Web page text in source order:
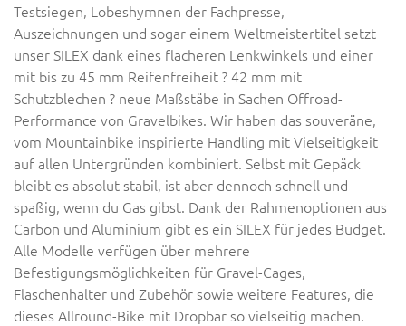
Testsiegen, Lobeshymnen der Fachpresse,
Auszeichnungen und sogar einem Weltmeistertitel setzt
unser SILEX dank eines flacheren Lenkwinkels und einer
mit bis zu 45 mm Reifenfreiheit ? 42 mm mit
Schutzblechen ? neue Maßstäbe in Sachen Offroad-
Performance von Gravelbikes. Wir haben das souveräne,
vom Mountainbike inspirierte Handling mit Vielseitigkeit
auf allen Untergründen kombiniert. Selbst mit Gepäck
bleibt es absolut stabil, ist aber dennoch schnell und
spaßig, wenn du Gas gibst. Dank der Rahmenoptionen aus
Carbon und Aluminium gibt es ein SILEX für jedes Budget.
Alle Modelle verfügen über mehrere
Befestigungsmöglichkeiten für Gravel-Cages,
Flaschenhalter und Zubehör sowie weitere Features, die
dieses Allround-Bike mit Dropbar so vielseitig machen.